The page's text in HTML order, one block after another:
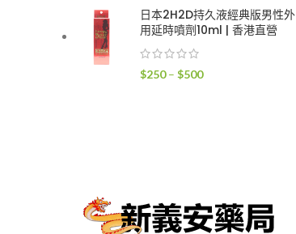
範
圍：
日本2H2D持久液經典版男性外
用延時噴劑10ml | 香港直營
$250 – $500價